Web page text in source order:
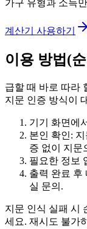
가구 유형과 소득
계산기 사용하기
이용 방법(
급할 때 바로 따라
지문 인증 방식이
기기 화면에
본인 확인:
증 없이 지문
필요한 정보
출력 완료 후
실 문의.
지문 인식 실패 시
세요. 재시도 불가